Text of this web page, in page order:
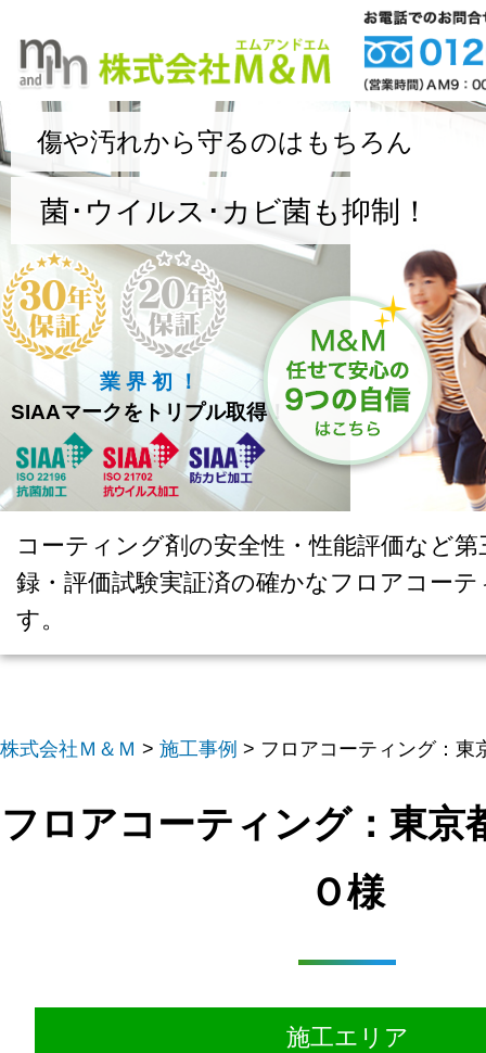
傷や汚れから守るのはもちろん
菌･ウイルス･カビ菌も抑制！
業 界 初 ！
SIAAマークをトリプル取得！
コーティング剤の安全性・性能評価など
録・評価試験実証済の確かなフロアコー
す。
株式会社Ｍ＆Ｍ > 施工事例 > フロアコーティング：
フロアコーティング：東
Ｏ様
施工エリア